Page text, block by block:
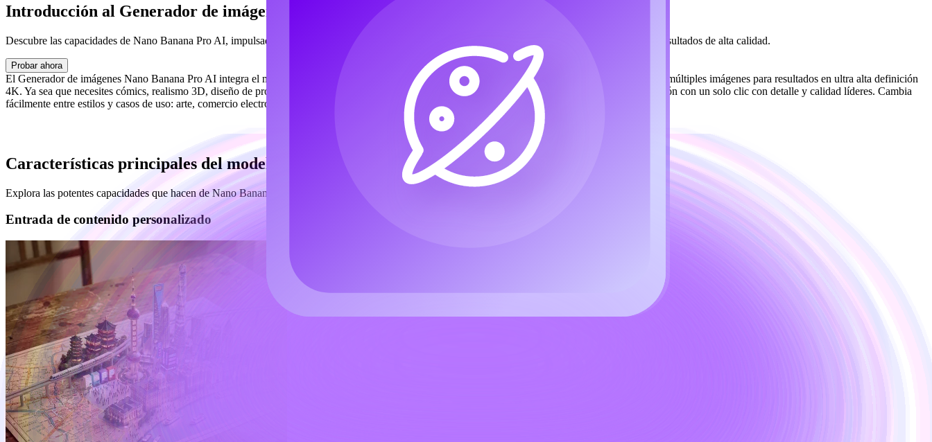
Introducción al Generador de imágenes Nano Banana Pro AI
Descubre las capacidades de Nano Banana Pro AI, impulsado por Gemini 3.0 Pro: crea como un profesional con indicaciones de texto e imagen para resultados de alta calidad.
Probar ahora
El Generador de imágenes Nano Banana Pro AI integra el modelo Gemini 3.0 Pro, admitiendo entradas de texto e imagen, así como la combinación de múltiples imágenes para resultados en ultra alta definición
4K. Ya sea que necesites cómics, realismo 3D, diseño de productos o escenas complejas con consistencia de personajes, la herramienta permite la creación con un solo clic con detalle y calidad líderes. Cambia
fácilmente entre estilos y casos de uso: arte, comercio electrónico, marketing y educación.
Características principales del modelo de imágenes Nano Banana Pro AI
Explora las potentes capacidades que hacen de Nano Banana Pro AI la herramienta definitiva para la generación y edición profesional de imágenes.
Entrada de contenido personalizado